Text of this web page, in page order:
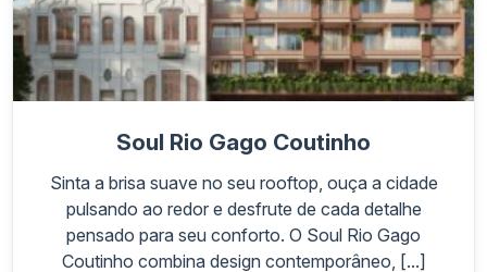
Soul Rio Gago Coutinho
Sinta a brisa suave no seu rooftop, ouça a cidade
pulsando ao redor e desfrute de cada detalhe
pensado para seu conforto. O Soul Rio Gago
Coutinho combina design contemporâneo, [...]